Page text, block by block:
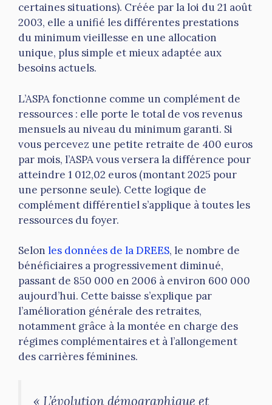
certaines situations). Créée par la loi du 21 août
2003, elle a unifié les différentes prestations
du minimum vieillesse en une allocation
unique, plus simple et mieux adaptée aux
besoins actuels.
L’ASPA fonctionne comme un complément de
ressources : elle porte le total de vos revenus
mensuels au niveau du minimum garanti. Si
vous percevez une petite retraite de 400 euros
par mois, l’ASPA vous versera la différence pour
atteindre 1 012,02 euros (montant 2025 pour
une personne seule). Cette logique de
complément différentiel s’applique à toutes les
ressources du foyer.
Selon les données de la DREES, le nombre de
bénéficiaires a progressivement diminué,
passant de 850 000 en 2006 à environ 600 000
aujourd’hui. Cette baisse s’explique par
l’amélioration générale des retraites,
notamment grâce à la montée en charge des
régimes complémentaires et à l’allongement
des carrières féminines.
« L’évolution démographique et